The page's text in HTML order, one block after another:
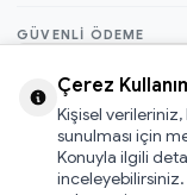
GÜVENLI ÖDEME
256-bit SSL
© 2026 Mamacı
Çerez
Kişisel
sunulması için
Konuyla ilgili
inceleyebilirsiniz.